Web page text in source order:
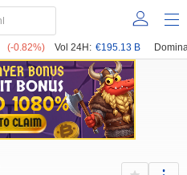
(-0.82%) Vol 24H: €195.13 B